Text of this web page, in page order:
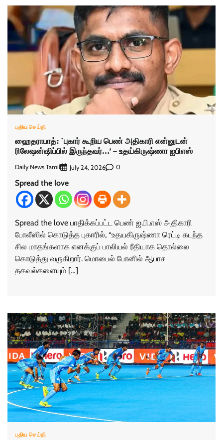
புதிய செய்தி
ஹைதராபாத்: `புகார் கூறிய பெண் அதிகாரி என்னுடன்
ரிலேஷன்ஷிப்பில் இருந்தவர்…’ – உதய்கிருஷ்ணா ஐபிஎஸ்
Daily News Tamil July 24, 2026 0
Spread the love
Spread the love பாதிக்கப்பட்ட பெண் ஐ.பி.எஸ் அதிகாரி
போலீஸில் கொடுத்த புகாரில், “உதயகிருஷ்ணா ரெட்டி கடந்த
சில மாதங்களாக எனக்குப் பாலியல் ரீதியாக தொல்லை
கொடுத்து வருகிறார். மொபைல் போனில் ஆபாச
தகவல்களையும் […]
புதிய செய்தி